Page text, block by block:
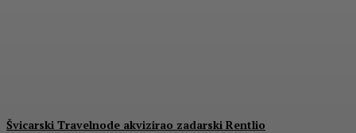
Švicarski Travelnode akvizirao zadarski Rentlio